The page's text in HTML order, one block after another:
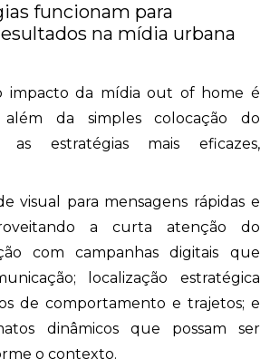
funcionam para
na mídia urbana
impacto da mídia out of home é
da simples colocação do
as estratégias mais eficazes,
visual para mensagens rápidas e
a curta atenção do
com campanhas digitais que
localização estratégica
de comportamento e trajetos; e
dinâmicos que possam ser
o contexto.